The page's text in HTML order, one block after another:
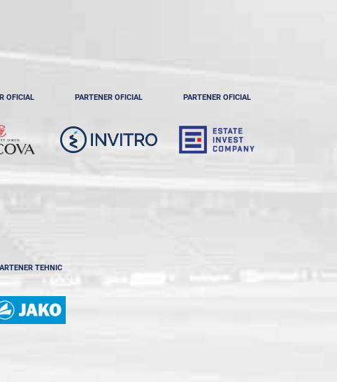
OFICIAL PARTENER OFICIAL PARTENER OFICIAL
TEHNIC